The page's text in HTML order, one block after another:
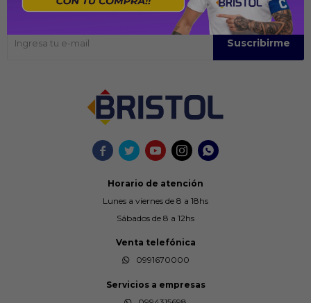
    
Horario de atención
Lunes a viernes de 8 a 18hs
Sábados de 8 a 12hs
Venta telefónica
0991670000
Servicios a empresas
Suscríbase para obtener información sobre productos y cupones
Suscribirme